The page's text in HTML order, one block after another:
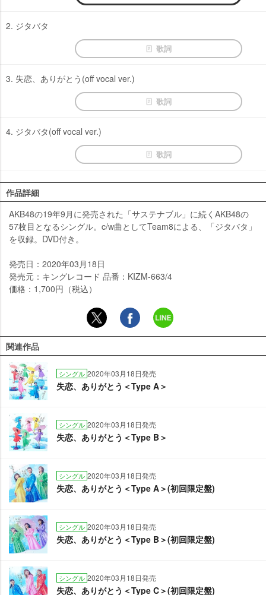
2. ジタバタ
歌詞
3. 失恋、ありがとう(off vocal ver.)
歌詞
4. ジタバタ(off vocal ver.)
歌詞
作品詳細
AKB48の19年9月に発売された「サステナブル」に続くAKB48の
57枚目となるシングル。c/w曲としてTeam8による、「ジタバタ」
を収録。DVD付き。
発売日：2020年03月18日
発売元：キングレコード 品番：KIZM-663/4
価格：1,700円（税込）
関連作品
シングル 2020年03月18日発売
失恋、ありがとう＜Type A＞
シングル 2020年03月18日発売
失恋、ありがとう＜Type B＞
シングル 2020年03月18日発売
失恋、ありがとう＜Type A＞(初回限定盤)
シングル 2020年03月18日発売
失恋、ありがとう＜Type B＞(初回限定盤)
シングル 2020年03月18日発売
失恋、ありがとう＜Type C＞(初回限定盤)